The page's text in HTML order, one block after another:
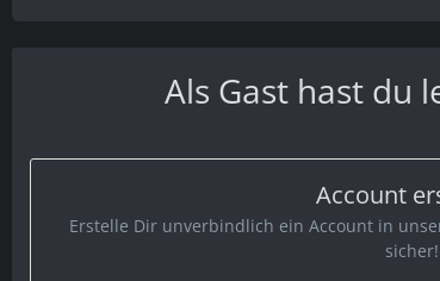
Als Gast hast du
Account
Erstelle Dir unverbindlich ein Account in
sicher!